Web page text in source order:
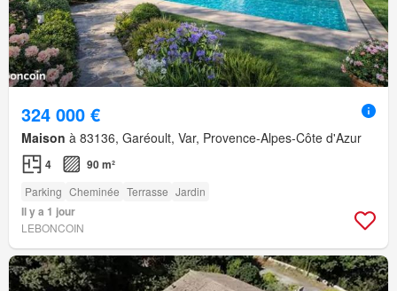
324 000 €
Maison à 83136, Garéoult, Var, Provence-Alpes-Côte d'Azur
4 90 m²
Parking Cheminée Terrasse Jardin
Il y a 1 jour
LEBONCOIN